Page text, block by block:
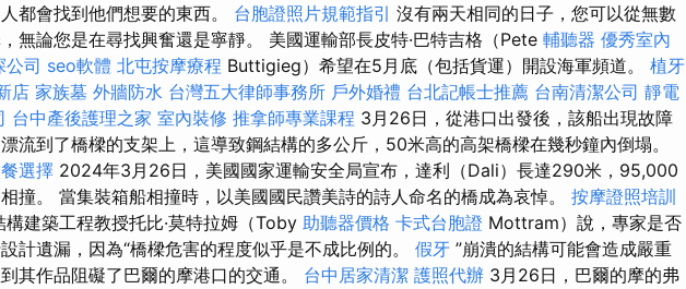
都會找到他們想要的東西。 台胞證照片規範指引 沒有兩天相同的日子，您可以從無數
無論您是在尋找興奮還是寧靜。 美國運輸部長皮特·巴特吉格（Pete 輔聽器 優秀室內
公司 seo軟體 北屯按摩療程 Buttigieg）希望在5月底（包括貨運）開設海軍頻道。 植牙
店 家族墓 外牆防水 台灣五大律師事務所 戶外婚禮 台北記帳士推薦 台南清潔公司 靜電
台中產後護理之家 室內裝修 推拿師專業課程 3月26日，從港口出發後，該船出現故障
流到了橋樑的支架上，這導致鋼結構的多公斤，50米高的高架橋樑在幾秒鐘內倒塌。
選擇 2024年3月26日，美國國家運輸安全局宣布，達利（Dali）長達290米，95,000
撞。 當集裝箱船相撞時，以美國國民讚美詩的詩人命名的橋成為哀悼。 按摩證照培訓
建築工程教授托比·莫特拉姆（Toby 助聽器價格 卡式台胞證 Mottram）說，專家是否
計遺漏，因為“橋樑危害的程度似乎是不成比例的。 假牙 ”崩潰的結構可能會造成嚴重
其作品阻礙了巴爾的摩港口的交通。 台中居家清潔 護照代辦 3月26日，巴爾的摩的弗